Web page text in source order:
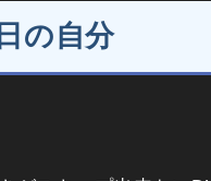
の自分